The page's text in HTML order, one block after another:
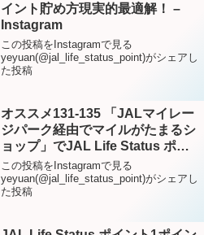
イント貯め方現実的最適解！ –
Instagram
この投稿をInstagramで見る
yeyuan(@jal_life_status_point)がシェアし
た投稿
オススメ131-135 「JALマイレー
ジパーク経由でマイルがたまるシ
ョップ」でJAL Life Status ポイ
ントがもらえる！ – Instagram
この投稿をInstagramで見る
yeyuan(@jal_life_status_point)がシェアし
た投稿